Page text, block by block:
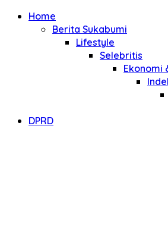
Home
Berita Sukabumi
Lifestyle
Selebritis
Ekonomi
DPRD